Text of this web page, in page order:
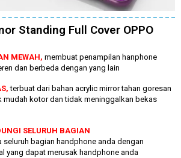
Standing Full Cover OPPO
MEWAH, membuat penampilan hanphone
dan berbeda dengan yang lain
terbuat dari bahan acrylic mirror tahan goresan
mudah kotor dan tidak meninggalkan bekas
SELURUH BAGIAN
seluruh bagian handphone anda dengan
yang dapat merusak handphone anda